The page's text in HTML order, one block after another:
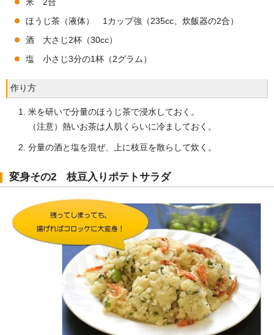
米 2合
ほうじ茶（液体） 1カップ強（235cc、炊飯器の2合）
酒 大さじ2杯（30cc）
塩 小さじ3分の1杯（2グラム）
作り方
米を研いで分量のほうじ茶で浸水しておく。
（注意）熱いお茶は人肌くらいに冷ましておく。
分量の酒と塩を混ぜ、上に枝豆を散らして炊く。
変身その2 枝豆入りポテトサラダ